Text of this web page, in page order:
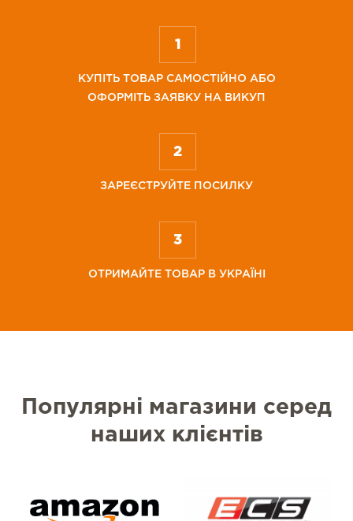
КУПІТЬ ТОВАР САМОСТІЙНО АБО
ОФОРМІТЬ ЗАЯВКУ НА ВИКУП
ЗАРЕЄСТРУЙТЕ ПОСИЛКУ
ОТРИМАЙТЕ ТОВАР В УКРАЇНІ
Популярні магазини серед
наших клієнтів